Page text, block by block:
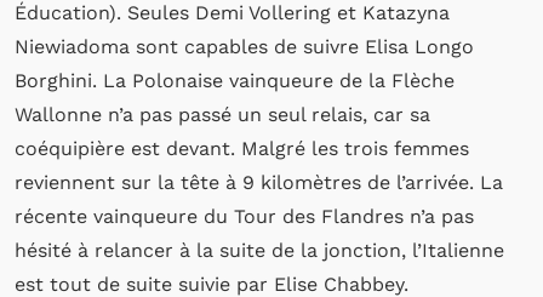
Éducation). Seules Demi Vollering et Katazyna
Niewiadoma sont capables de suivre Elisa Longo
Borghini. La Polonaise vainqueure de la Flèche
Wallonne n’a pas passé un seul relais, car sa
coéquipière est devant. Malgré les trois femmes
reviennent sur la tête à 9 kilomètres de l’arrivée. La
récente vainqueure du Tour des Flandres n’a pas
hésité à relancer à la suite de la jonction, l’Italienne
est tout de suite suivie par Elise Chabbey.